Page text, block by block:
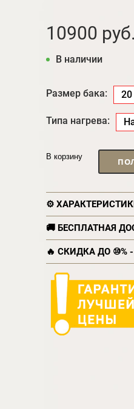
10900 руб.
В наличии
Размер бака: 20
Типа нагрева:
В корзину
⚙️
🚚 БЕСПЛАТНАЯ
🔥 СКИДКА ДО ⑩%